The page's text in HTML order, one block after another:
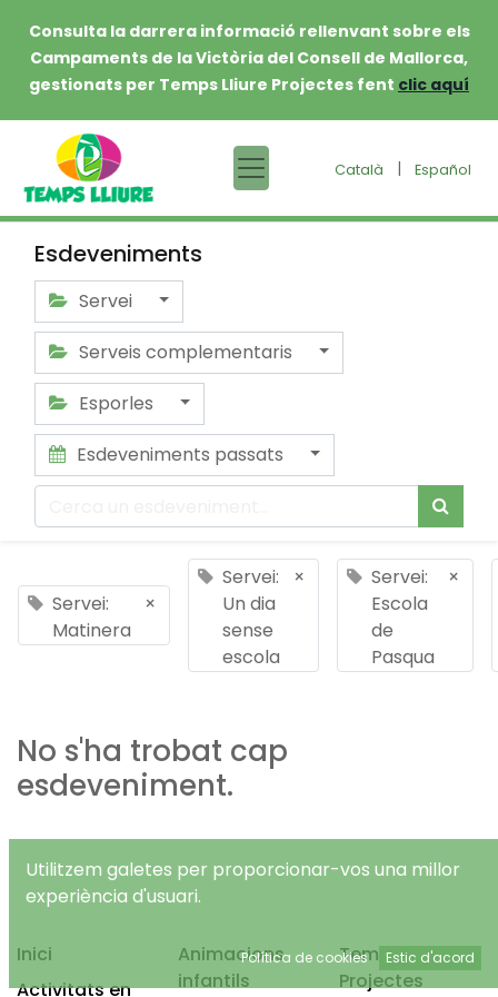
Consulta la darrera informació rellenvant sobre els
Campaments de la Victòria del Consell de Mallorca,
gestionats per Temps Lliure Projectes fent clic aquí
Català | Español
Esdeveniments
Servei
Serveis complementaris
Esporles
Esdeveniments passats
Servei:
Matinera
×
Servei:
Un dia
sense
escola
×
Servei:
Escola
de
Pasqua
×
No s'ha trobat cap
esdeveniment.
Inici
Activitats en
Animacions
infantils
Temps Lliure
Projectes
Utilitzem galetes per proporcionar-vos una millor
experiència d'usuari.
Política de cookies Estic d'acord